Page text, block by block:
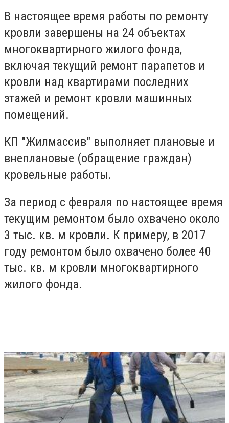
В настоящее время работы по ремонту
кровли завершены на 24 объектах
многоквартирного жилого фонда,
включая текущий ремонт парапетов и
кровли над квартирами последних
этажей и ремонт кровли машинных
помещений.
КП "Жилмассив" выполняет плановые и
внеплановые (обращение граждан)
кровельные работы.
За период с февраля по настоящее время
текущим ремонтом было охвачено около
3 тыс. кв. м кровли. К примеру, в 2017
году ремонтом было охвачено более 40
тыс. кв. м кровли многоквартирного
жилого фонда.